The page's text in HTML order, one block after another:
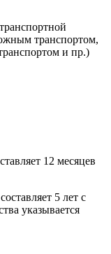
транспортом,
и пр.)
12 месяцев
5 лет с
указывается